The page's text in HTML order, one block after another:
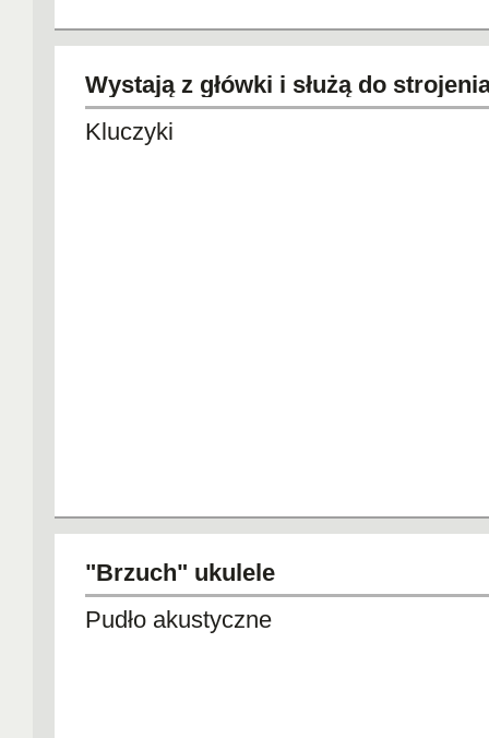
Wystają z główki i służą do
Kluczyki
"Brzuch" ukulele
Pudło akustyczne